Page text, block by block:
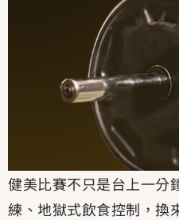
健美比賽不只是台上一分
練、地獄式飲食控制，換